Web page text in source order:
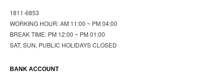
1811-6853
WORKING HOUR: AM 11:00 ~ PM 04:00
BREAK TIME: PM 12:00 ~ PM 01:00
SAT, SUN, PUBLIC HOLIDAYS CLOSED
BANK ACCOUNT